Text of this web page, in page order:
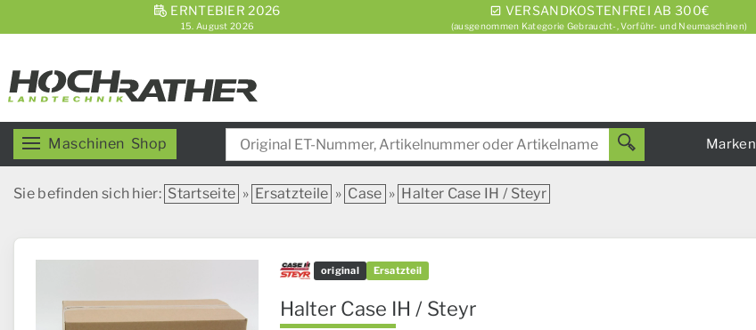
ERNTEBIER 2026
15. August 2026
VERSANDKOSTENFREI AB 300€
(ausgenommen Kategorie Gebraucht-, Vorführ- und Neumaschinen)
Maschinen Shop Marken
Sie befinden sich hier: Startseite » Ersatzteile » Case » Halter Case IH / Steyr
original Ersatzteil
Halter Case IH / Steyr